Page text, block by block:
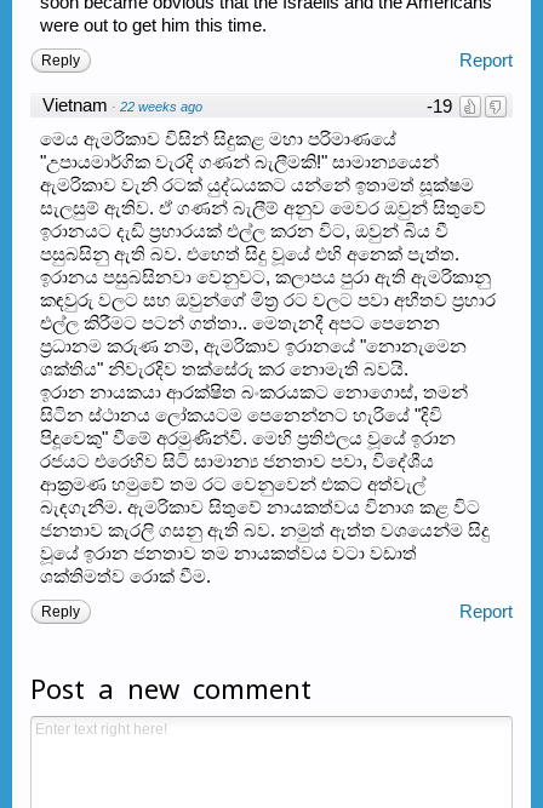
were out to get him this time.
Report
Reply
-19
Vietnam · 22 weeks ago
මෙය ඇමරිකාව විසින් සිදුකළ මහා පරිමාණයේ
"උපායමාර්ගික වැරදි ගණන් බැලීමකි!" සාමාන්‍යයෙන්
ඇමරිකාව වැනි රටක් යුද්ධයකට යන්නේ ඉතාමත් සූක්ෂම
සැලසුම් ඇතිව. ඒ ගණන් බැලීම් අනුව මෙවර ඔවුන් සිතුවේ
ඉරානයට දැඩි ප්‍රහාරයක් එල්ල කරන විට, ඔවුන් බිය වී
පසුබසිනු ඇති බව. එහෙත් සිදු වූයේ එහි අනෙක් පැත්ත.
ඉරානය පසුබසිනවා වෙනුවට, කලාපය පුරා ඇති ඇමරිකානු
කඳවුරු වලට සහ ඔවුන්ගේ මිත්‍ර රට වලට පවා අභීතව ප්‍රහාර
එල්ල කිරීමට පටන් ගත්තා.. මෙතැනදී අපට පෙනෙන
ප්‍රධානම කරුණ නම්, ඇමරිකාව ඉරානයේ "නොනැමෙන
ශක්තිය" නිවැරදිව තක්සේරු කර නොමැති බවයි.
ඉරාන නායකයා ආරක්ෂිත බංකරයකට නොගොස්, තමන්
සිටින ස්ථානය ලෝකයටම පෙනෙන්නට හැරියේ "දිවි
පිදූවෙකු" වීමේ අරමුණින්වි. මෙහි ප්‍රතිඵලය වූයේ ඉරාන
රජයට එරෙහිව සිටි සාමාන්‍ය ජනතාව පවා, විදේශීය
ආක්‍රමණ හමුවේ තම රට වෙනුවෙන් එකට අත්වැල්
බැඳගැනීම. ඇමරිකාව සිතුවේ නායකත්වය විනාශ කළ විට
ජනතාව කැරලි ගසනු ඇති බව. නමුත් ඇත්ත වශයෙන්ම සිදු
වූයේ ඉරාන ජනතාව තම නායකත්වය වටා වඩාත්
ශක්තිමත්ව රොක් වීම.
Report
Reply
Post a new comment